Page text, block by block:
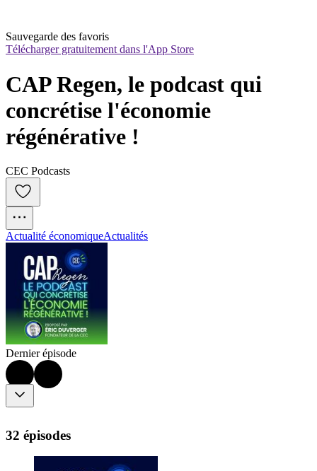
Sauvegarde des favoris
Télécharger gratuitement dans l'App Store
CAP Regen, le podcast qui
concrétise l'économie
régénérative !
CEC Podcasts
Actualité économiqueActualités
Dernier épisode
32 épisodes